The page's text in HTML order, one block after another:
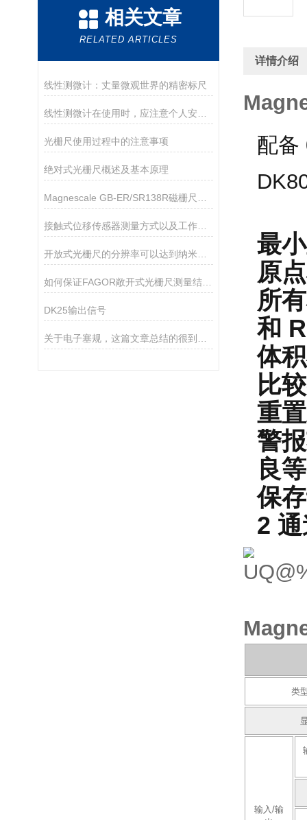
相关文章
RELATED ARTICLES
线性测微计：丈量微观世界的精密标尺
线性测微计在使用时，应注意个人安全和设备安全
光栅尺使用过程中的注意事项
绝对式光栅尺概述及基本原理
接触式位移传感器测量方式以及工作原理
如何保证FAGOR敞开式光栅尺测量结果的准确性？
DK25输出信号
详情介绍
配备
最
原
所
和
体
比
重
警
良
保
2
类
输入/输